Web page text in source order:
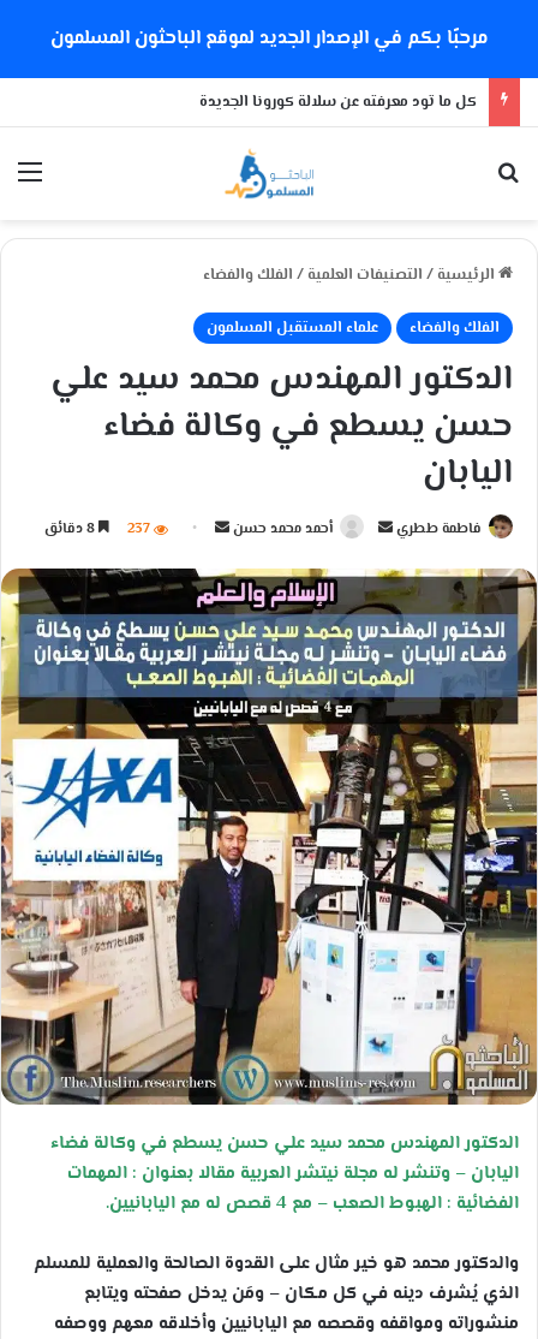
مرحبًا بكم في الإصدار الجديد لموقع الباحثون المسلمون
كل ما تود معرفته عن سلالة كورونا الجديدة
الرئيسية / التصنيفات العلمية / الفلك والفضاء
الفلك والفضاء علماء المستقبل المسلمون
الدكتور المهندس محمد سيد علي
حسن يسطع في وكالة فضاء
اليابان
فاطمة ططري
س
ل
ب
ر
ي
د
ا
إ
ل
ك
ت
ر
و
ن
أحمد محمد حسن
س
ل
ب
ر
ي
د
ا
إ
ل
ك
و
237
الدكتور المهندس محمد سيد علي حسن يسطع في وكالة فضاء
اليابان – وتنشر له مجلة نيتشر العربية مقالا بعنوان : المهمات
الفضائية : الهبوط الصعب – مع 4 قصص له مع اليابانيين
.
والدكتور محمد هو خير مثال على القدوة الصالحة والعملية للمسلم
الذي يُشرف دينه في كل مكان – ومَن يدخل صفحته ويتابع
منشوراته ومواقفه وقصصه مع اليابانيين وأخلاقه معهم ووصفه